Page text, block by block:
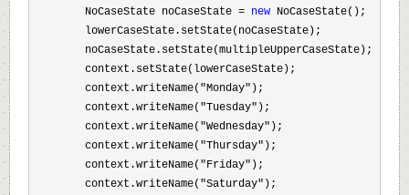
        NoCaseState noCaseState
= new NoCaseState();
        lowerCaseState.setState(noCaseState);
        noCaseState.setState(multipleUpperCaseState);
        context.setState(lowerCaseState);
        context.writeName(
"Monday" );
        context.writeName(
"Tuesday" );
        context.writeName(
"Wednesday" );
        context.writeName(
"Thursday" );
        context.writeName(
"Friday" );
        context.writeName(
"Saturday" );